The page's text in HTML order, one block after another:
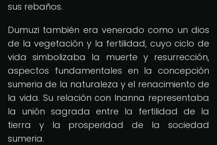
sus rebaños.
Dumuzi también era venerado como un dios
de la vegetación y la fertilidad, cuyo ciclo de
vida simbolizaba la muerte y resurrección,
aspectos fundamentales en la concepción
sumeria de la naturaleza y el renacimiento de
la vida. Su relación con Inanna representaba
la unión sagrada entre la fertilidad de la
tierra y la prosperidad de la sociedad
sumeria.